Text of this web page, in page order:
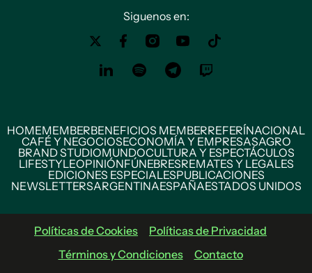
Siguenos en:
HOMEMEMBERBENEFICIOS MEMBERREFERÍNACIONAL
CAFÉ Y NEGOCIOSECONOMÍA Y EMPRESASAGRO
BRAND STUDIOMUNDOCULTURA Y ESPECTÁCULOS
LIFESTYLEOPINIÓNFÚNEBRESREMATES Y LEGALES
EDICIONES ESPECIALESPUBLICACIONES
NEWSLETTERSARGENTINAESPAÑAESTADOS UNIDOS
Políticas de Cookies
Políticas de Privacidad
Términos y Condiciones
Contacto